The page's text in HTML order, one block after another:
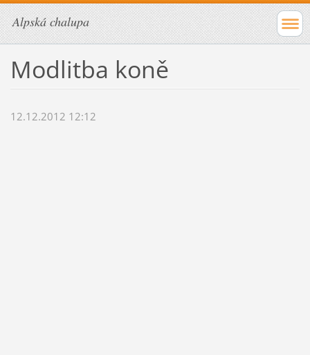
Alpská chalupa
Modlitba koně
12.12.2012 12:12